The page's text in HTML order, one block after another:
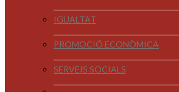
IGUALTAT
PROMOCIÓ ECONÒMICA
SERVEIS SOCIALS